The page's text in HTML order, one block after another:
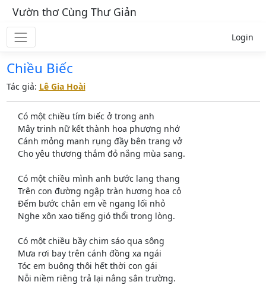
Vườn thơ Cùng Thư Giản
Login
Chiều Biếc
Tác giả: Lê Gia Hoài
Có một chiều tím biếc ở trong anh
Mây trinh nữ kết thành hoa phượng nhớ
Cánh mỏng manh rụng đầy bên trang vở
Cho yêu thương thắm đỏ nắng mùa sang.
Có một chiều mình anh bước lang thang
Trên con đường ngập tràn hương hoa cỏ
Đếm bước chân em về ngang lối nhỏ
Nghe xôn xao tiếng gió thổi trong lòng.
Có một chiều bầy chim sáo qua sông
Mưa rơi bay trên cánh đồng xa ngái
Tóc em buông thôi hết thời con gái
Nỗi niềm riêng trả lại nắng sân trường.